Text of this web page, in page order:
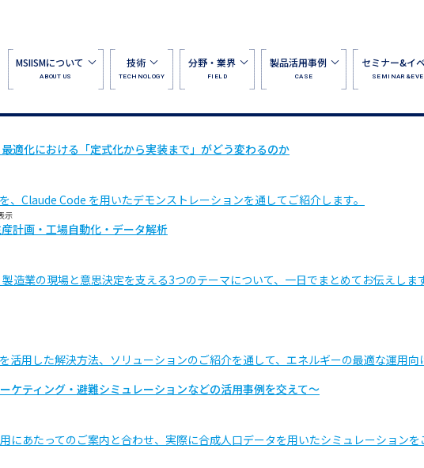
MSIISMについて
ABOUT US
技術
TECHNOLOGY
分野・業界
FIELD
製品活用事例
CASE
セミナー&イ
適化における「定式化から実装まで」がどう変わるのか
Claude Code を用いたデモンストレーションを通してご紹介します。
示
計画・工場自動化・データ解析
業の現場と意思決定を支える3つのテーマについて、一日でまとめてお伝えします
用した解決方法、ソリューションのご紹介を通して、エネルギーの最適な運用向
ティング・避難シミュレーションなどの活用事例を交えて～
あたってのご案内と合わせ、実際に合成人口データを用いたシミュレーションを